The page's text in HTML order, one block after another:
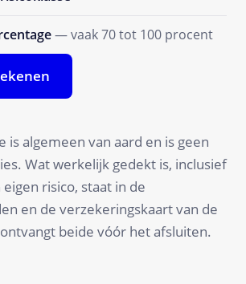
— vaak 70 tot 100 procent
is algemeen van aard en is geen
Wat werkelijk gedekt is, inclusief
risico, staat in de
en de verzekeringskaart van de
beide vóór het afsluiten.